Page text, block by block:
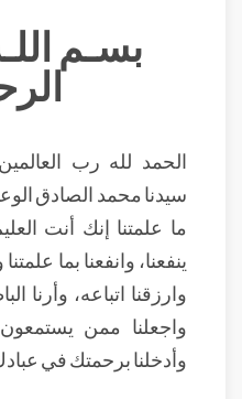
بسـم
الحمد لله رب
سيدنا محمد الصادق الوعد
ما علمتنا إنك أنت
ينفعنا، وانفعنا بما
وارزقنا اتباعه، وأرنا
واجعلنا ممن
وأدخلنا برحمتك في